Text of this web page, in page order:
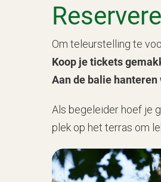
Om teleurstelling te
Koop je tickets
Aan de balie
Als begeleider hoef je
plek op het terras om